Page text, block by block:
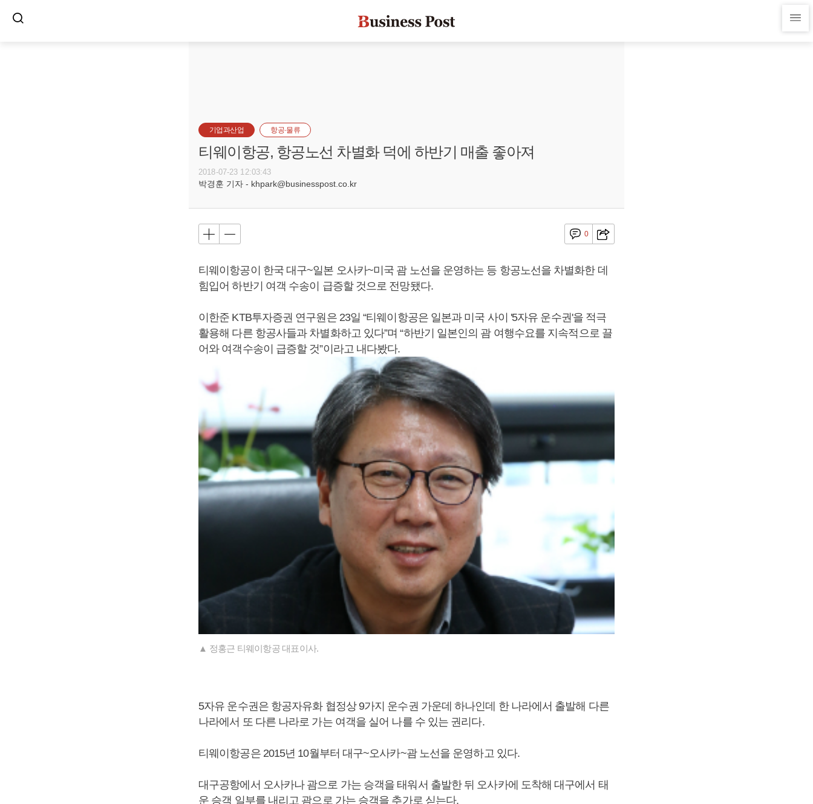
기업과산업 항공·물류
티웨이항공, 항공노선 차별화 덕에 하반기 매출 좋아져
2018-07-23 12:03:43
박경훈 기자 - khpark@businesspost.co.kr
0
티웨이항공이 한국 대구~일본 오사카~미국 괌 노선을 운영하는 등 항공노선을 차별화한 데
힘입어 하반기 여객 수송이 급증할 것으로 전망됐다.
이한준 KTB투자증권 연구원은 23일 “티웨이항공은 일본과 미국 사이 '5자유 운수권'을 적극
활용해 다른 항공사들과 차별화하고 있다”며 “하반기 일본인의 괌 여행수요를 지속적으로 끌
어와 여객수송이 급증할 것”이라고 내다봤다.
▲ 정홍근 티웨이항공 대표이사.
5자유 운수권은 항공자유화 협정상 9가지 운수권 가운데 하나인데 한 나라에서 출발해 다른
나라에서 또 다른 나라로 가는 여객을 실어 나를 수 있는 권리다.
티웨이항공은 2015년 10월부터 대구~오사카~괌 노선을 운영하고 있다.
대구공항에서 오사카나 괌으로 가는 승객을 태워서 출발한 뒤 오사카에 도착해 대구에서 태
운 승객 일부를 내리고 괌으로 가는 승객을 추가로 싣는다.